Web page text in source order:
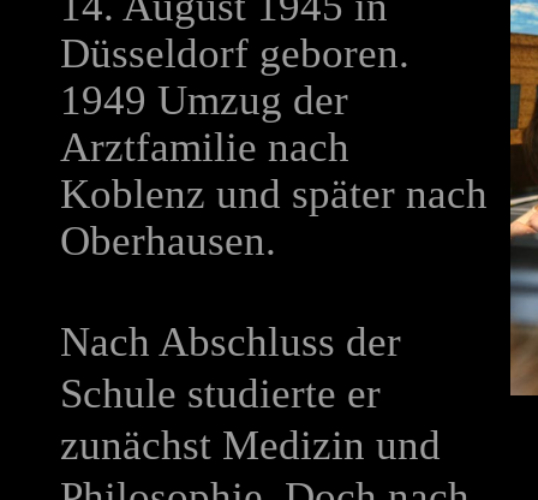
Düsseldorf geboren.
1949 Umzug der
Arztfamilie nach
Koblenz und später nach
Oberhausen.
Nach Abschluss der
Schule studierte er
zunächst Medizin und